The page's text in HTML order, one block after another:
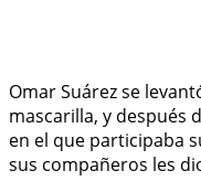
Omar Suárez se
mascarilla, y después
en el que participaba
sus compañeros les